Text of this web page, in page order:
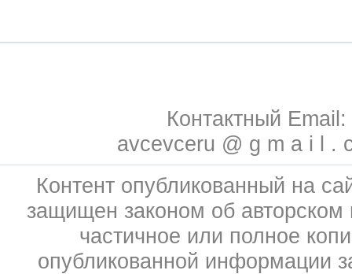
Контактный Email:
avcevceru @ g m a i l .
Контент опубликованный на
защищен законом об
частичное или полное
опубликованной информации